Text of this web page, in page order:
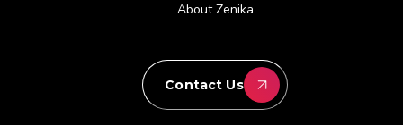
About Zenika
Contact Us